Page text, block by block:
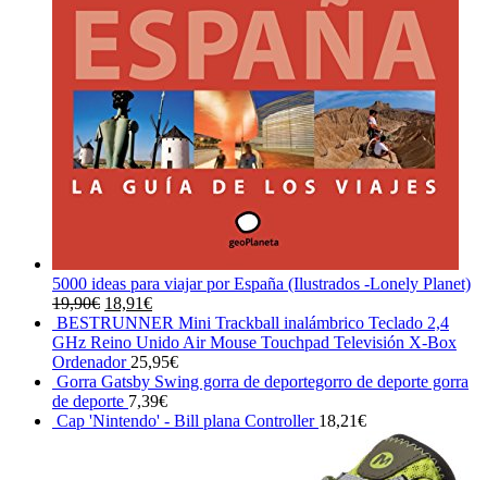
5000 ideas para viajar por España (Ilustrados -Lonely Planet)
19,90€ El
precio
original
era:
19,90€.
18,91€El
precio
actual
es:
18,91€.
BESTRUNNER Mini Trackball inalámbrico Teclado 2,4
GHz Reino Unido Air Mouse Touchpad Televisión X-Box
Ordenador 25,95€
Gorra Gatsby Swing gorra de deportegorro de deporte gorra
de deporte 7,39€
Cap 'Nintendo' - Bill plana Controller 18,21€